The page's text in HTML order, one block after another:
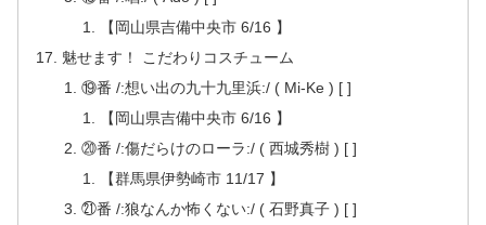
【岡山県吉備中央市 6/16 】
魅せます！ こだわりコスチューム
⑲番 /:想い出の九十九里浜:/ ( Mi-Ke ) [ ]
【岡山県吉備中央市 6/16 】
⑳番 /:傷だらけのローラ:/ ( 西城秀樹 ) [ ]
【群馬県伊勢崎市 11/17 】
㉑番 /:狼なんか怖くない:/ ( 石野真子 ) [ ]